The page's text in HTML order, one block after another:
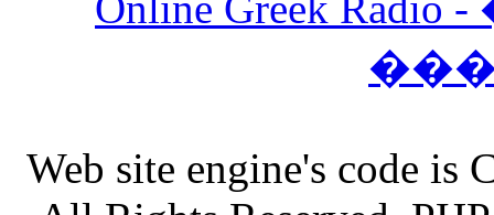
Web site engine's code